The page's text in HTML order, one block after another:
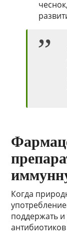
Когда
поддержать